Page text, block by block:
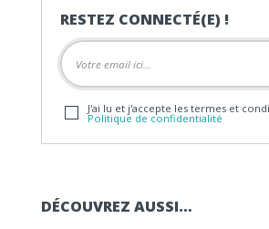
RESTEZ CONNECTÉ(E) !
J'ai lu et j'accepte les termes et
Politique de confidentialité
DÉCOUVREZ AUSSI…